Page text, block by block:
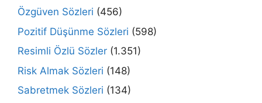
Özgüven Sözleri (456)
Pozitif Düşünme Sözleri (598)
Resimli Özlü Sözler (1.351)
Risk Almak Sözleri (148)
Sabretmek Sözleri (134)